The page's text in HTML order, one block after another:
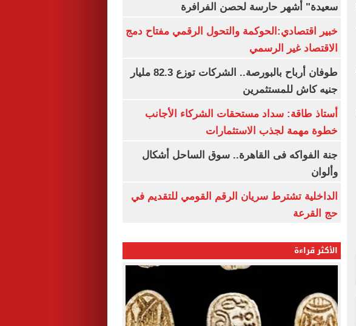
سعيدة" أشهر حارسة لحصن الفرافرة
خبير اقتصادي:الحوكمة والتحول الرقمي مفتاح دمج
الاقتصاد غير الرسمي
طوفان أرباح بالبورصة.. الشركات توزع 82.3 مليار
جنيه كاش للمستثمرين
أستاذ طاقة: سداد مستحقات الشركاء الأجانب
خطوة مهمة لجذب الاستثمارات
جنة الفواكه فى القاهرة.. سوق الساحل أشكال
وألوان
الداخلية تشترط سريان الرقم القومي للتقديم في
حج القرعة
الأكثر قراءة